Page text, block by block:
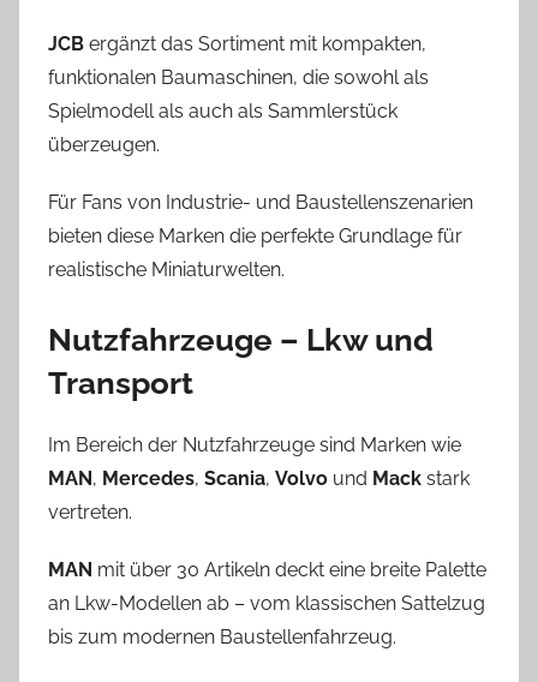
JCB ergänzt das Sortiment mit kompakten,
funktionalen Baumaschinen, die sowohl als
Spielmodell als auch als Sammlerstück
überzeugen.
Für Fans von Industrie- und Baustellenszenarien
bieten diese Marken die perfekte Grundlage für
realistische Miniaturwelten.
Nutzfahrzeuge – Lkw und
Transport
Im Bereich der Nutzfahrzeuge sind Marken wie
MAN, Mercedes, Scania, Volvo und Mack stark
vertreten.
MAN mit über 30 Artikeln deckt eine breite Palette
an Lkw-Modellen ab – vom klassischen Sattelzug
bis zum modernen Baustellenfahrzeug.